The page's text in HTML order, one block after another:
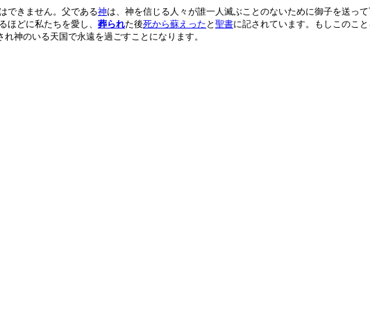
できません。父である神は、神を信じる人々が誰一人滅ぶことのないために御子を送っ
ほどに私たちを愛し、 葬られた後死から蘇えった と 聖書に記されています。もしこのこ
れ神のいる天国で永遠を過ごすことになります。